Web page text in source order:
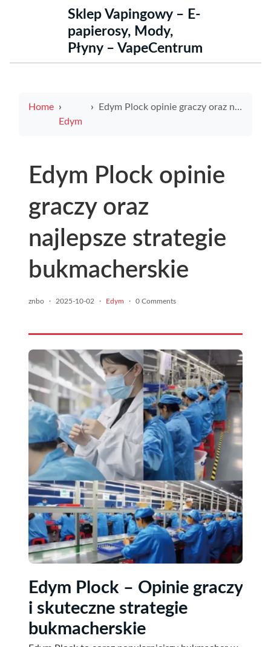
Sklep Vapingowy – E-
papierosy, Mody,
Płyny – VapeCentrum
Home
Edym
Edym Plock opinie graczy oraz najlepsze strategie bukmacherskie
Edym Plock opinie
graczy oraz
najlepsze strategie
bukmacherskie
znbo · 2025-10-02 · Edym · 0 Comments
Edym Plock – Opinie graczy
i skuteczne strategie
bukmacherskie